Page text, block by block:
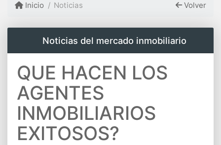
Inicio Noticias Volver
Noticias del mercado inmobiliario
QUE HACEN LOS
AGENTES
INMOBILIARIOS
EXITOSOS?